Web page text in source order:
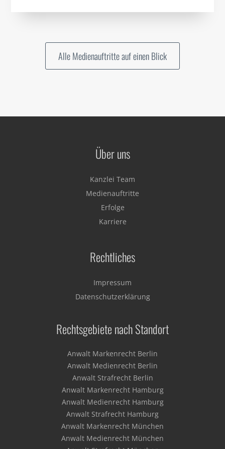
Alle Medienauftritte auf einen Blick
Über uns
Kanzlei Team
Medienauftritte
Erfolge
Karriere
Rechtliches
Impressum
Datenschutzerklärung
Rechtsgebiete nach Standort
Anwalt Markenrecht Berlin
Anwalt Medienrecht Berlin
Anwalt Strafrecht Berlin
Anwalt Markenrecht Hamburg
Anwalt Medienrecht Hamburg
Anwalt Strafrecht Hamburg
Anwalt Markenrecht München
Anwalt Medienrecht München